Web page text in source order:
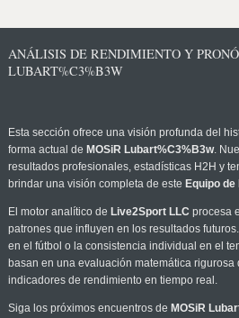
ANÁLISIS DE RENDIMIENTO Y
LUBART%C3%B3W
Esta sección ofrece una visión profunda del
forma actual de MOSiR Lubart%C3%B3w.
resultados profesionales, estadísticas H2H y
brindar una visión completa de este Equipo de
El motor analítico de Live2Sport LLC procesa
patrones que influyen en los resultados
en el fútbol o la consistencia individual en el
basan en una evaluación matemática rigurosa
indicadores de rendimiento en tiempo real.
Siga los próximos encuentros de MOSiR